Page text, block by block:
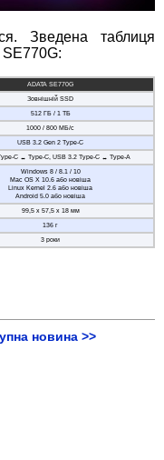
Зведена таблиця
SE770G:
ADATA SE770G
Зовнішній SSD
512 ГБ / 1 ТБ
1000 / 800 МБ/с
USB 3.2 Gen 2 Type-C
C ↔ Type-C, USB 3.2 Type-C ↔ Type-A
Windows 8 / 8.1 / 10
Mac OS X 10.6 або новіша
Linux Kernel 2.6 або новіша
Android 5.0 або новіша
99,5 х 57,5 х 18 мм
136 г
3 роки
новина >>